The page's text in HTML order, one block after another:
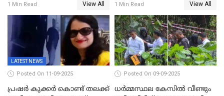
താടിയെല്ലും ലഭിച്ചു
1 Min Read View All 1 Min Read View All
LATEST NEWS
Posted On 11-09-2025
പ്രഷർ കുക്കർ കൊണ്ട് തലക്ക്
Posted On 09-09-2025
ധർമ്മസ്ഥല കേസിൽ വീണ്ടും